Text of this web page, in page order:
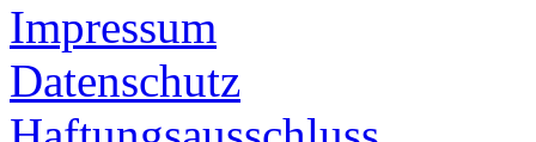
Impressum
Datenschutz